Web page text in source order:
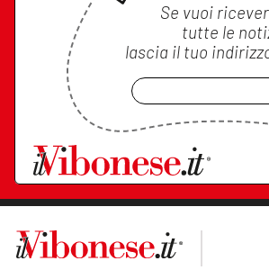
Se vuoi
tutte le
lascia il tuo